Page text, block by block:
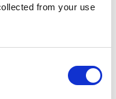
from your use
una crescita